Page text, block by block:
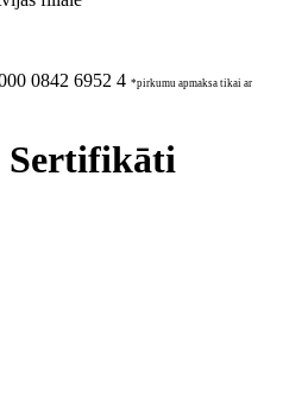
0842 6952 4 *pirkumu apmaksa tikai ar
Sertifikāti